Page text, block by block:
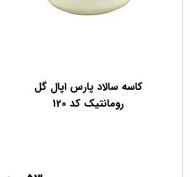
کاسه سالاد پارس اپال گل
رومانتیک کد 120